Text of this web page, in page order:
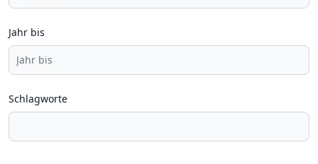
Jahr bis
Schlagworte